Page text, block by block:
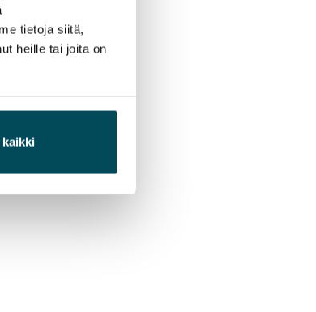
tietoja siitä,
heille tai joita on